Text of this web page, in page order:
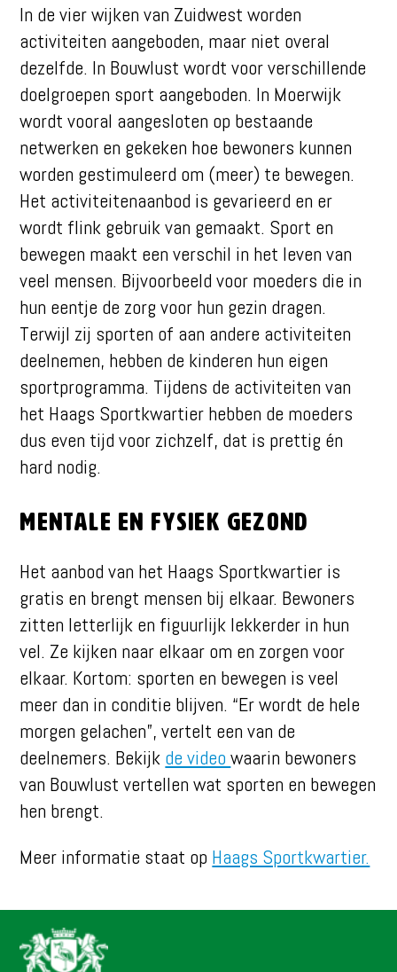
In de vier wijken van Zuidwest worden
activiteiten aangeboden, maar niet overal
dezelfde. In Bouwlust wordt voor verschillende
doelgroepen sport aangeboden. In Moerwijk
wordt vooral aangesloten op bestaande
netwerken en gekeken hoe bewoners kunnen
worden gestimuleerd om (meer) te bewegen.
Het activiteitenaanbod is gevarieerd en er
wordt flink gebruik van gemaakt. Sport en
bewegen maakt een verschil in het leven van
veel mensen. Bijvoorbeeld voor moeders die in
hun eentje de zorg voor hun gezin dragen.
Terwijl zij sporten of aan andere activiteiten
deelnemen, hebben de kinderen hun eigen
sportprogramma. Tijdens de activiteiten van
het Haags Sportkwartier hebben de moeders
dus even tijd voor zichzelf, dat is prettig én
hard nodig.
Mentale en fysiek gezond
Het aanbod van het Haags Sportkwartier is
gratis en brengt mensen bij elkaar. Bewoners
zitten letterlijk en figuurlijk lekkerder in hun
vel. Ze kijken naar elkaar om en zorgen voor
elkaar. Kortom: sporten en bewegen is veel
meer dan in conditie blijven. “Er wordt de hele
morgen gelachen”, vertelt een van de
deelnemers. Bekijk de videowaarin bewoners
van Bouwlust vertellen wat sporten en bewegen
hen brengt.
Meer informatie staat op Haags Sportkwartier.